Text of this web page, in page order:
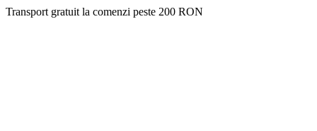
Transport gratuit la comenzi peste 200 RON